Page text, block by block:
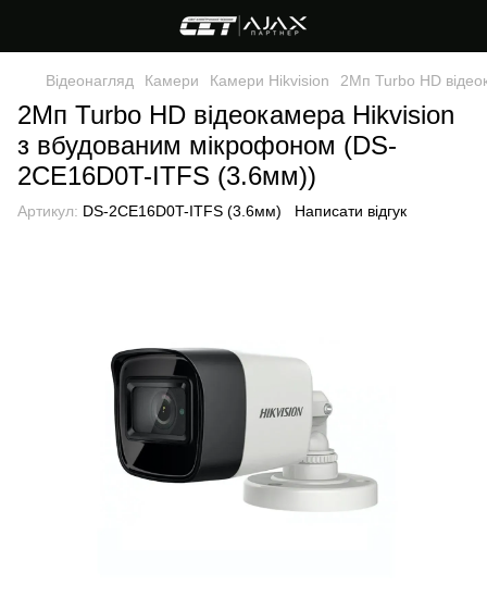
Відеонагляд Камери Камери Hikvision 2Мп Turbo HD
2Мп Turbo HD відеокамера Hikvision
з вбудованим мікрофоном (DS-
2CE16D0T-ITFS (3.6мм))
Артикул: DS-2CE16D0T-ITFS (3.6мм) Написати відгук